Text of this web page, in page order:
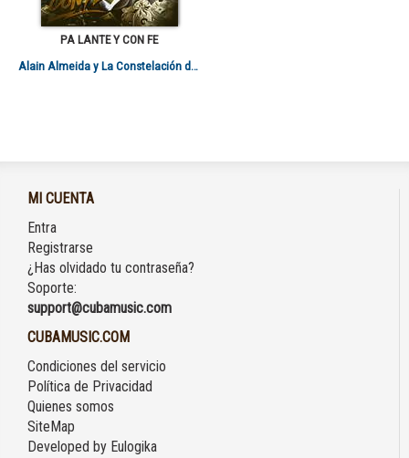
PA LANTE Y CON FE
Alain Almeida y La Constelación de Cuba
MI CUENTA
Entra
Registrarse
¿Has olvidado tu contraseña?
Soporte:
support@cubamusic.com
CUBAMUSIC.COM
Condiciones del servicio
Política de Privacidad
Quienes somos
SiteMap
Developed by Eulogika